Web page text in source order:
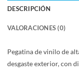
DESCRIPCIÓN
VALORACIONES (0)
Pegatina de vinilo de
desgaste exterior, con